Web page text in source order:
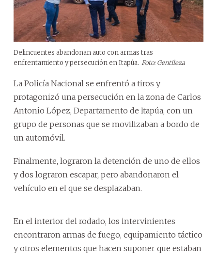
Delincuentes abandonan auto con armas tras
enfrentamiento y persecución en Itapúa. Foto: Gentileza
La Policía Nacional se enfrentó a tiros y
protagonizó una persecución en la zona de Carlos
Antonio López, Departamento de Itapúa, con un
grupo de personas que se movilizaban a bordo de
un automóvil.
Finalmente, lograron la detención de uno de ellos
y dos lograron escapar, pero abandonaron el
vehículo en el que se desplazaban.
En el interior del rodado, los intervinientes
encontraron armas de fuego, equipamiento táctico
y otros elementos que hacen suponer que estaban